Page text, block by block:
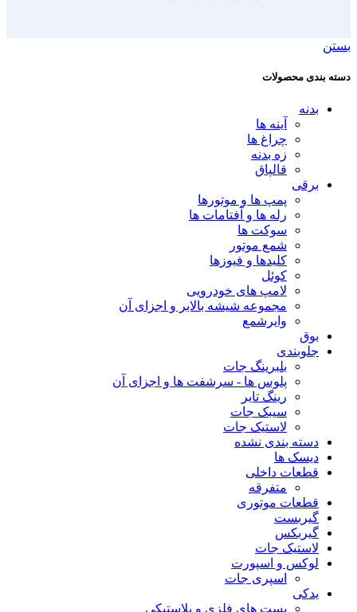
بستن
دسته بندی محصولات
بدنه
آینه ها
چراغ ها
زه بدنه
قالپاق
برقی
پمپ ها و موتورها
رله ها و آفتامات ها
سوکت ها
شمع موتور
کلیدها و فیوزها
کوئل
لامپ های خودرویی
مجموعه شیشه بالابر و اجزای آن
وایرشمع
بوق
جلوبندی
بلبرینگ جات
پلوس ها - سرشفت ها و اجزای آن
رینگ تایر
سیبک جات
لاستیک جات
دسته بندی نشده
دیسک ها
قطعات داخلی
متفرقه
قطعات موتوری
گیربست
گیربکس
لاستیک جات
لوکس و اسپورت
اسپری جات
یدکی
بست های فلزی و پلاستیکی